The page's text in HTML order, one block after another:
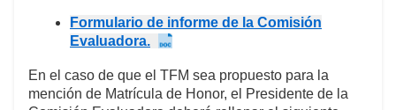
Formulario de informe de la Comisión
Evaluadora.
En el caso de que el TFM sea propuesto para la
mención de Matrícula de Honor, el Presidente de la